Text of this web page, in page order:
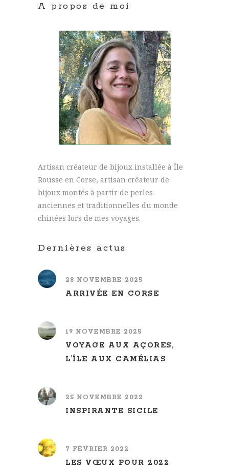
A propos de moi
Artisan créateur de bijoux installée à Île
Rousse en Corse, artisan créateur de
bijoux montés à partir de perles
anciennes et traditionnelles du monde
chinées lors de mes voyages.
Dernières actus
28 NOVEMBRE 2025
ARRIVÉE EN CORSE
19 NOVEMBRE 2025
VOYAGE AUX AÇORES,
L’ÎLE AUX CAMÉLIAS
25 NOVEMBRE 2022
INSPIRANTE SICILE
7 FÉVRIER 2022
LES VŒUX POUR 2022